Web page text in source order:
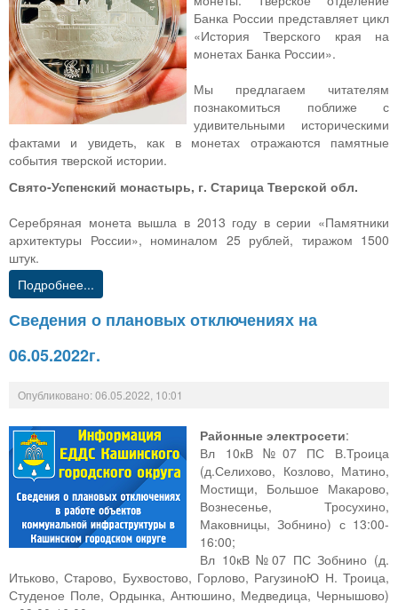
Банка России представляет цикл
«История Тверского края на
монетах Банка России».
Мы предлагаем читателям
познакомиться поближе с
удивительными историческими
фактами и увидеть, как в монетах отражаются памятные
события тверской истории.
Свято-Успенский монастырь, г. Старица Тверской обл.
Серебряная монета вышла в 2013 году в серии «Памятники
архитектуры России», номиналом 25 рублей, тиражом 1500
штук.
Подробнее...
Сведения о плановых отключениях на
06.05.2022г.
Опубликовано: 06.05.2022, 10:01
Районные электросети:
Вл 10кВ №07 ПС В.Троица
(д.Селихово, Козлово, Матино,
Мостищи, Большое Макарово,
Вознесенье, Тросухино,
Маковницы, Зобнино) с 13:00-
16:00;
Вл 10кВ №07 ПС Зобнино (д.
Итьково, Старово, Бухвостово, Горлово, РагузиноЮ Н. Троица,
Студеное Поле, Ордынка, Антюшино, Медведица, Чернышово)